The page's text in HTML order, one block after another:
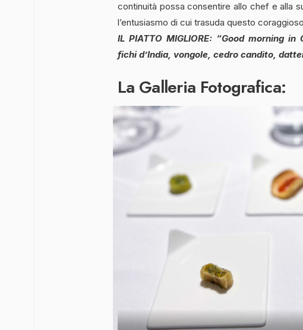
continuità possa consentire allo chef e alla
l’entusiasmo di cui trasuda questo
IL PIATTO MIGLIORE: “Good morning
fichi d’India, vongole, cedro candito,
La Galleria Fotografica: